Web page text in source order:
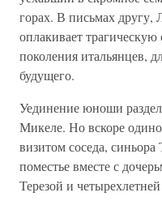
горах. В письмах другу,
оплакивает
поколения итальянцев,
будущего.
Уединение юноши
Микеле. Но вскоре
визитом соседа,
поместье вместе с
Терезой и